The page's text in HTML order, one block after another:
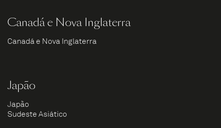
Canadá e Nova Inglaterra
Canadá e Nova Inglaterra
Japão
Japão
Sudeste Asiático